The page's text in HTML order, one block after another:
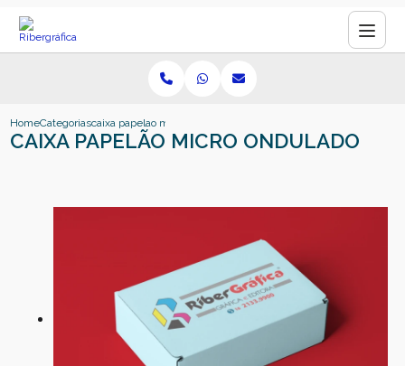
HomeCategoriascaixa papelao micro ondulado
CAIXA PAPELÃO MICRO ONDULADO